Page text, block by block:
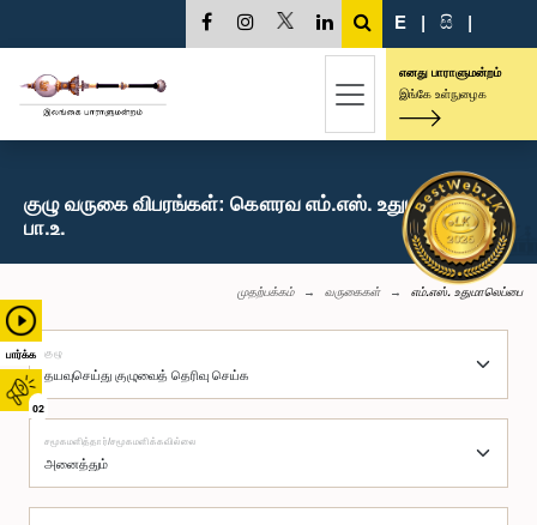
பார்க்க
02
E | සි |
எனது பாராளுமன்றம்
இங்கே உள்நுழைக
குழு வருகை விபரங்கள்: கௌரவ எம்.எஸ். உதுமாலெப்பை,
பா.உ.
முதற்பக்கம் வருகைகள் எம்.எஸ். உதுமாலெப்பை
குழு
சமூகமளித்தார்/சமூகமளிக்கவில்லை